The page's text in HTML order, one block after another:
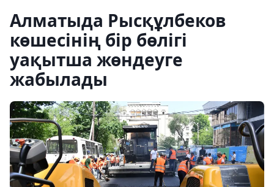
Алматыда Рысқұлбеков
көшесінің бір бөлігі
уақытша жөндеуге
жабылады